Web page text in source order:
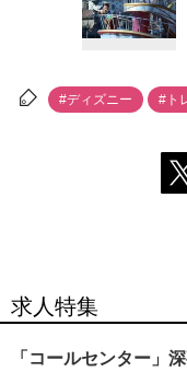
#ディズニー #ト
求人特集
「コールセンター」